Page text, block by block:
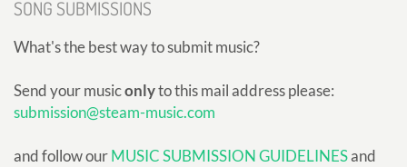
SONG SUBMISSIONS
What's the best way to submit music?
Send your musiconlyto this mail address please:
submission@steam-music.com
and follow ourMUSIC SUBMISSION GUIDELINESand